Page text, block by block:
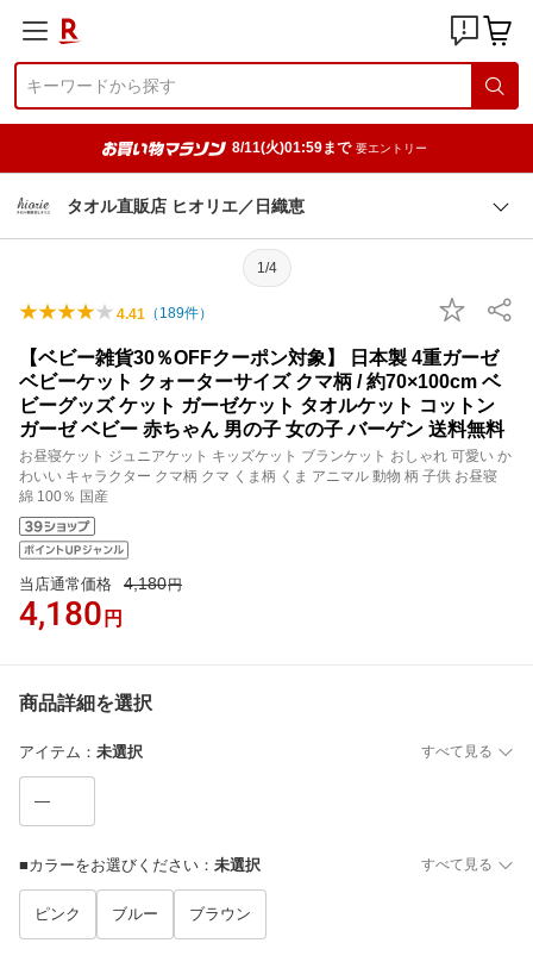
8/11(火)01:59まで 要エントリー
タオル直販店 ヒオリエ／日織恵
1/4
4.41 （ 189件）
【ベビー雑貨30％OFFクーポン対象】 日本製 4重ガーゼ
ベビーケット クォーターサイズ クマ柄 / 約70×100cm ベ
ビーグッズ ケット ガーゼケット タオルケット コットン
ガーゼ ベビー 赤ちゃん 男の子 女の子 バーゲン 送料無料
お昼寝ケット ジュニアケット キッズケット ブランケット おしゃれ 可愛い か
わいい キャラクター クマ柄 クマ くま柄 くま アニマル 動物 柄 子供 お昼寝
綿 100％ 国産
当店通常価格 4,180円
4,180 円
商品詳細を選択
アイテム ： 未選択 すべて見る
—
■カラーをお選びください ： 未選択 すべて見る
ピンク ブルー ブラウン